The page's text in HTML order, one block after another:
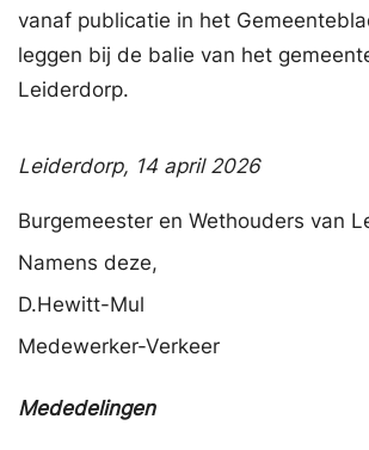
vanaf publicatie in het
leggen bij de balie van het
Leiderdorp.
Leiderdorp, 14 april 2026
Burgemeester en Wethouders van
Namens deze,
D.Hewitt-Mul
Medewerker-Verkeer
Mededelingen